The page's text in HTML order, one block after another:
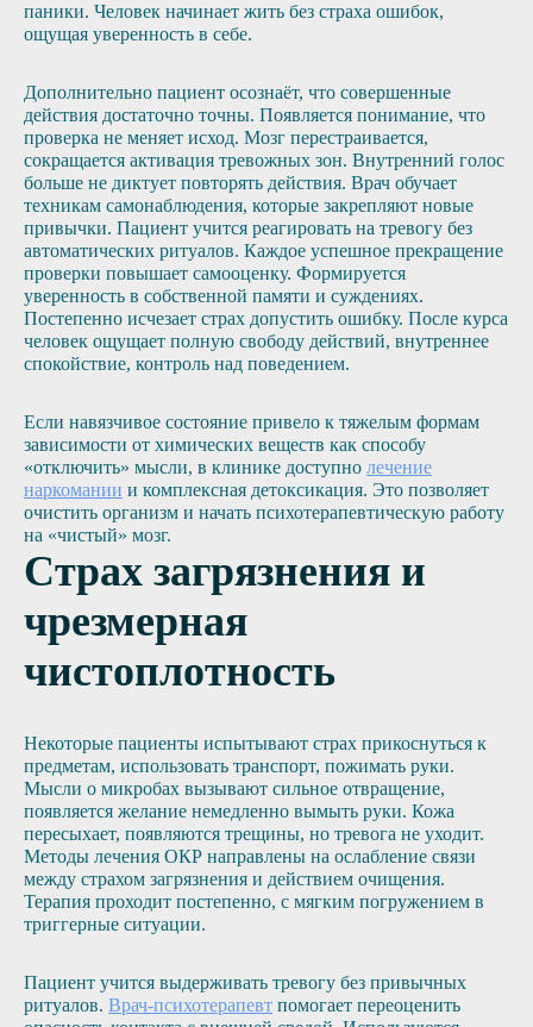
паники. Человек начинает жить без страха ошибок,
ощущая уверенность в себе.
Дополнительно пациент осознаёт, что совершенные
действия достаточно точны. Появляется понимание, что
проверка не меняет исход. Мозг перестраивается,
сокращается активация тревожных зон. Внутренний голос
больше не диктует повторять действия. Врач обучает
техникам самонаблюдения, которые закрепляют новые
привычки. Пациент учится реагировать на тревогу без
автоматических ритуалов. Каждое успешное прекращение
проверки повышает самооценку. Формируется
уверенность в собственной памяти и суждениях.
Постепенно исчезает страх допустить ошибку. После курса
человек ощущает полную свободу действий, внутреннее
спокойствие, контроль над поведением.
Если навязчивое состояние привело к тяжелым формам
зависимости от химических веществ как способу
«отключить» мысли, в клинике доступно лечение
наркомании и комплексная детоксикация. Это позволяет
очистить организм и начать психотерапевтическую работу
на «чистый» мозг.
Страх загрязнения и
чрезмерная
чистоплотность
Некоторые пациенты испытывают страх прикоснуться к
предметам, использовать транспорт, пожимать руки.
Мысли о микробах вызывают сильное отвращение,
появляется желание немедленно вымыть руки. Кожа
пересыхает, появляются трещины, но тревога не уходит.
Методы лечения ОКР направлены на ослабление связи
между страхом загрязнения и действием очищения.
Терапия проходит постепенно, с мягким погружением в
триггерные ситуации.
Пациент учится выдерживать тревогу без привычных
ритуалов. Врач-психотерапевт помогает переоценить